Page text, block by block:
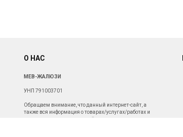
О НАС
МЕВ-ЖАЛЮЗИ
УНП 791003701
Обращаем внимание, что данный интернет-сайт, а
также вся информация о товарах/услугах/работах и
ценах, представленная на нём, носит исключительно